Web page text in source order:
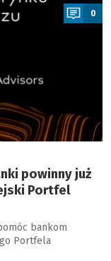
0
powinny już
Portfel
bankom
Portfela